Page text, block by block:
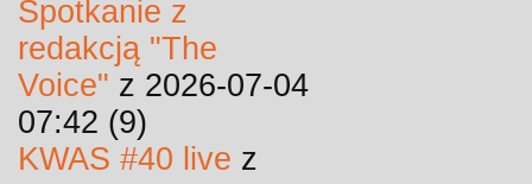
Spotkanie z
redakcją "The
Voice" z 2026-07-04
07:42 (9)
KWAS #40 live z